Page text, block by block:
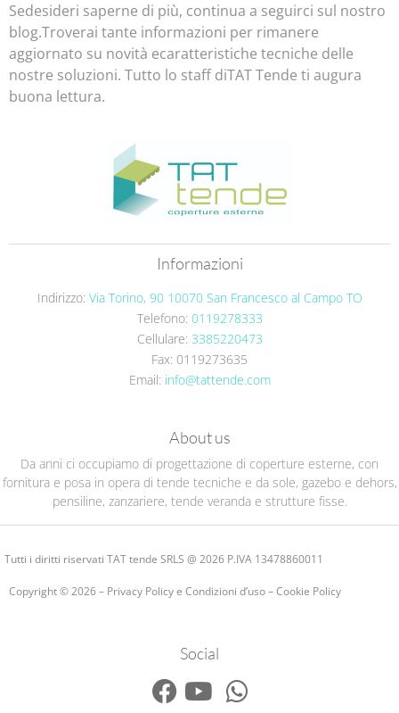
Sedesideri saperne di più, continua a seguirci sul nostro
blog.Troverai tante informazioni per rimanere
aggiornato su novità ecaratteristiche tecniche delle
nostre soluzioni. Tutto lo staff diTAT Tende ti augura
buona lettura.
Informazioni
Indirizzo: Via Torino, 90 10070 San Francesco al CampoTO
Telefono: 0119278333
Cellulare: 3385220473
Fax: 0119273635
Email: info@tattende.com
About us
Da anni ci occupiamo di progettazione di coperture esterne, con
fornitura e posa in opera di tende tecniche e da sole, gazebo e dehors,
pensiline, zanzariere, tende veranda e strutture fisse.
Tutti i diritti riservati TAT tende SRLS @ 2026 P.IVA 13478860011
Copyright © 2026 – Privacy Policy e Condizioni d’uso–Cookie Policy
Social